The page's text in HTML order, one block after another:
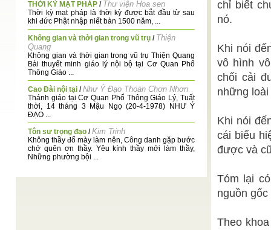
THỜI KỲ MẠT PHÁP / Thư viện Hoa sen
Thời kỳ mạt pháp là thời kỳ được bắt đầu từ sau
khi đức Phật nhập niết bàn 1500 năm, ...
Không gian và thời gian trong vũ trụ / Thiện
Quang
Không gian và thời gian trong vũ trụ Thiện Quang
Bài thuyết minh giáo lý nội bộ tại Cơ Quan Phổ
Thông Giáo ...
Cao Đài nội tại /Như Ý Đạo Thoàn Chơn Nhơn
Thánh giáo tại Cơ Quan Phổ Thông Giáo Lý, Tuất
thời, 14 tháng 3 Mậu Ngọ (20-4-1978) NHƯ Ý
ĐẠO ...
Tôn sư trọng đạo /Kim Trinh
Không thầy đố mày làm nên, Công danh gặp bước
chớ quên ơn thầy. Yêu kính thầy mới làm thầy,
Những phường bội ...
chỉ biết
nó.
Khi nói
vô hình
chối cải
những
Khi nói
cái biểu
được và
Tóm lại
nguồn
Theo